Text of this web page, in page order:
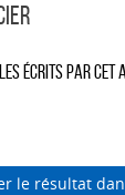
écrits par cet
le résultat